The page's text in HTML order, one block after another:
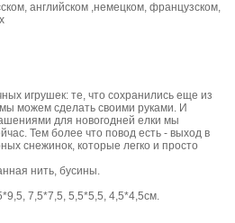
английском ,немецком, французском,
игрушек: те, что сохранились еще из
можем сделать своими руками. И
для новогодней елки мы
Тем более что повод есть - выход в
снежинок, которые легко и просто
нить, бусины.
7,5*7,5, 5,5*5,5, 4,5*4,5см.